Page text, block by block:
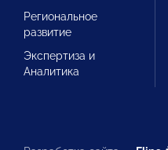
Региональное
развитие
Экспертиза и
Аналитика